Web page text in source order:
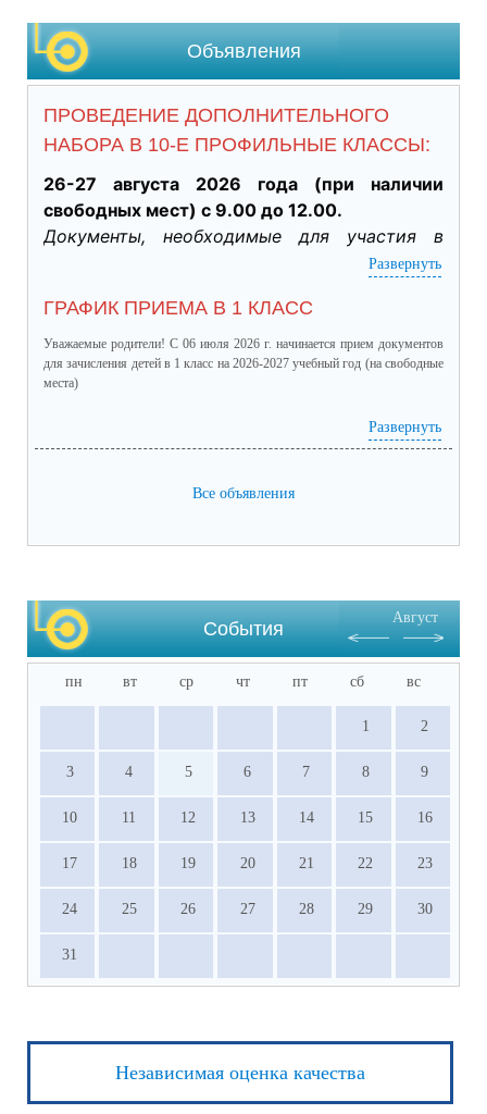
Объявления
ПРОВЕДЕНИЕ ДОПОЛНИТЕЛЬНОГО
НАБОРА В 10-Е ПРОФИЛЬНЫЕ КЛАССЫ:
26-27 августа 2026 года (при наличии
свободных мест) с 9.00 до 12.00.
Документы, необходимые для участия в
участии в индивидуальном отборе при
приеме обучающегося для получения
среднего общего образования для
профильного обучения. (подлинник)
·           Табель успеваемости обучающегося
за 9 класс, заверенный руководителем ОО
итоговые) (подлинник)
государственного экзамена (подлинник)
результативное участие в ВсОШ, НПК и
других олимпиадах, входящих в перечень
Министерства просвещения РФ.
Развернуть
ГРАФИК ПРИЕМА В 1 КЛАСС
Уважаемые родители! С 06 июля 2026 г. начинается прием документов
для зачисления детей в 1 класс на 2026-2027 учебный год (на свободные
места)
(посмотреть)Развернуть
Все объявления
События
Август
пн вт ср чт пт сб вс
1 2
3 4 5 6 7 8 9
10 11 12 13 14 15 16
17 18 19 20 21 22 23
24 25 26 27 28 29 30
31
Независимая оценка качества